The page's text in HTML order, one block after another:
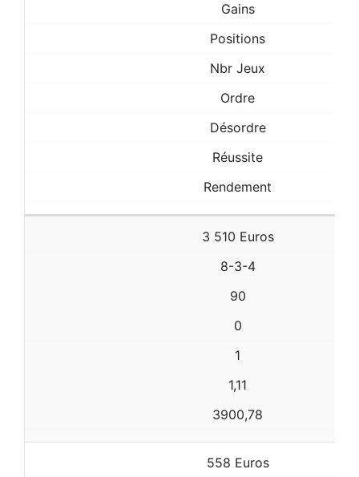
Gains
Positions
Nbr Jeux
Ordre
Désordre
Réussite
Rendement
3 510 Euros
8-3-4
90
0
1
1,11
3900,78
558 Euros